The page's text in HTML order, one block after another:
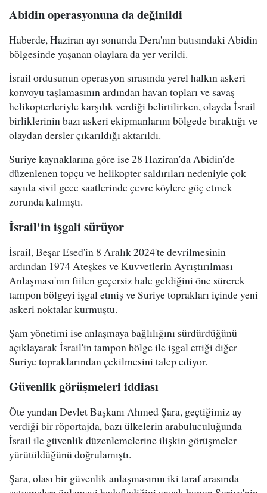
Abidin operasyonuna da değinildi
Haberde, Haziran ayı sonunda Dera'nın batısındaki Abidin
bölgesinde yaşanan olaylara da yer verildi.
İsrail ordusunun operasyon sırasında yerel halkın askeri
konvoyu taşlamasının ardından havan topları ve savaş
helikopterleriyle karşılık verdiği belirtilirken, olayda İsrail
birliklerinin bazı askeri ekipmanlarını bölgede bıraktığı ve
olaydan dersler çıkarıldığı aktarıldı.
Suriye kaynaklarına göre ise 28 Haziran'da Abidin'de
düzenlenen topçu ve helikopter saldırıları nedeniyle çok
sayıda sivil gece saatlerinde çevre köylere göç etmek
zorunda kalmıştı.
İsrail'in işgali sürüyor
İsrail, Beşar Esed'in 8 Aralık 2024'te devrilmesinin
ardından 1974 Ateşkes ve Kuvvetlerin Ayrıştırılması
Anlaşması'nın fiilen geçersiz hale geldiğini öne sürerek
tampon bölgeyi işgal etmiş ve Suriye toprakları içinde yeni
askeri noktalar kurmuştu.
Şam yönetimi ise anlaşmaya bağlılığını sürdürdüğünü
açıklayarak İsrail'in tampon bölge ile işgal ettiği diğer
Suriye topraklarından çekilmesini talep ediyor.
Güvenlik görüşmeleri iddiası
Öte yandan Devlet Başkanı Ahmed Şara, geçtiğimiz ay
verdiği bir röportajda, bazı ülkelerin arabuluculuğunda
İsrail ile güvenlik düzenlemelerine ilişkin görüşmeler
yürütüldüğünü doğrulamıştı.
Şara, olası bir güvenlik anlaşmasının iki taraf arasında